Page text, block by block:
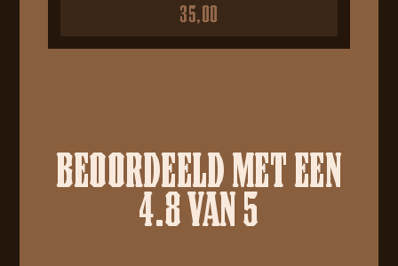
35,00
BEOORDEELD MET EEN
4.8 VAN 5